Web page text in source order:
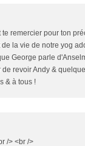
remercier pour ton
la vie de notre yog
George parle
revoir Andy &
& à tous !
/> <br />